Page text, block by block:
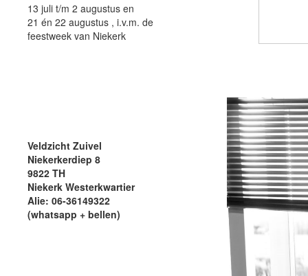
13 juli t/m 2 augustus en
21 én 22 augustus , i.v.m. de
feestweek van Niekerk
Veldzicht Zuivel
Niekerkerdiep 8
9822 TH
Niekerk Westerkwartier
Alie: 06-36149322
(whatsapp + bellen)